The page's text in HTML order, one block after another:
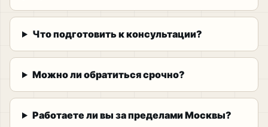
Что подготовить к консультации?
Можно ли обратиться срочно?
Работаете ли вы за пределами Москвы?